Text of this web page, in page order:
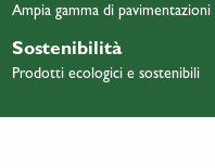
Ampia gamma di pavimentazioni
Sostenibilità
Prodotti ecologici e sostenibili